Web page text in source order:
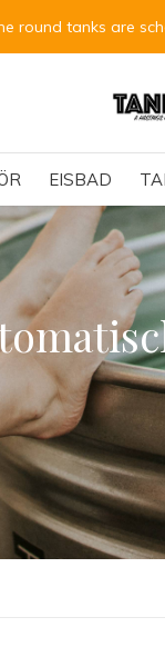
EISBAD
of September.